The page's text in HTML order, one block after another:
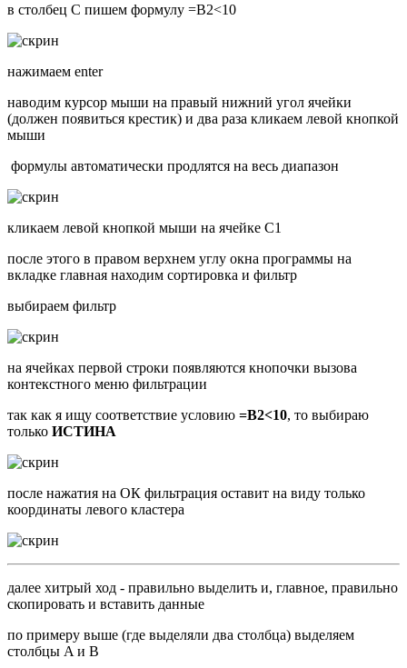
в столбец C пишем формулу =B2<10
нажимаем enter
наводим курсор мыши на правый нижний угол ячейки
(должен появиться крестик) и два раза кликаем левой кнопкой
мыши
формулы автоматически продлятся на весь диапазон
кликаем левой кнопкой мыши на ячейке C1
после этого в правом верхнем углу окна программы на
вкладке главная находим сортировка и фильтр
выбираем фильтр
на ячейках первой строки появляются кнопочки вызова
контекстного меню фильтрации
так как я ищу соответствие условию =B2<10, то выбираю
только ИСТИНА
после нажатия на ОК фильтрация оставит на виду только
координаты левого кластера
далее хитрый ход - правильно выделить и, главное, правильно
скопировать и вставить данные
по примеру выше (где выделяли два столбца) выделяем
столбцы A и B